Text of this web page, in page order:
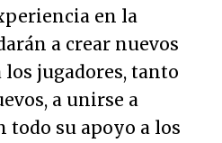
en la
a crear nuevos
jugadores, tanto
a unirse a
todo su apoyo a los